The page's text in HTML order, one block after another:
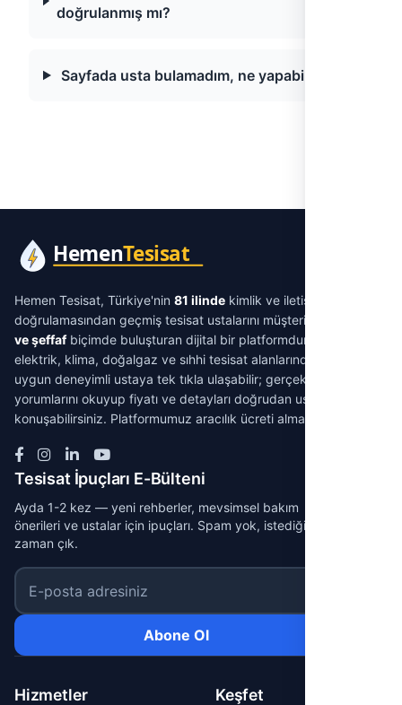
doğrulanmış mı?
Sayfada usta bulamadım, ne yapabilirim?
Hemen Tesisat, Türkiye'nin 81 ilinde kimlik ve iletişim
doğrulamasından geçmiş tesisat ustalarını müşterilerle
ve şeffafbiçimde buluşturan dijital bir platformdur. Su tesisatı,
elektrik, klima, doğalgaz ve sıhhi tesisat alanlarında ihtiyacınıza
uygun deneyimli ustaya tek tıkla ulaşabilir; gerçek müşteri
yorumlarını okuyup fiyatı ve detayları doğrudan ustayla
konuşabilirsiniz. Platformumuz aracılık ücreti almaz.
Tesisat İpuçları E-Bülteni
Ayda 1-2 kez — yeni rehberler, mevsimsel bakım
önerileri ve ustalar için ipuçları. Spam yok, istediğin
zaman çık.
E-posta adresiniz
Abone Ol
Hizmetler Keşfet